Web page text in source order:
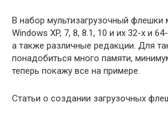
В набор мультизагрузочный флешки
Windows XP, 7, 8, 8.1, 10 и их 32-х и
а также различные редакции. Для
понадобиться много памяти,
теперь покажу все на примере.
Статьи о создании загрузочных